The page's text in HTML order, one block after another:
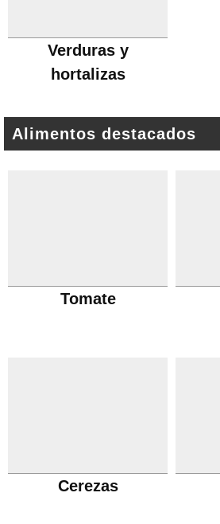
Verduras y
hortalizas
Alimentos destacados
Tomate
Cerezas